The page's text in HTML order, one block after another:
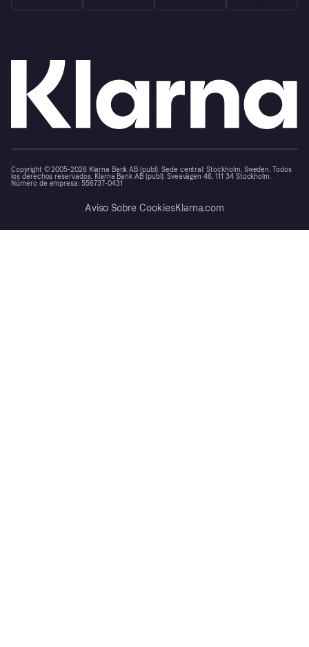
Copyright © 2005-2026 Klarna Bank AB (publ). Sede central: Stockholm, Sweden. Todos
los derechos reservados. Klarna Bank AB (publ). Sveavägen 46, 111 34 Stockholm.
Número de empresa: 556737-0431
Aviso Sobre CookiesKlarna.com